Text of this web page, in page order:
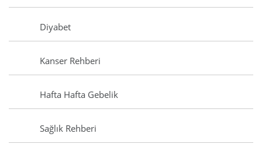
Diyabet
Kanser Rehberi
Hafta Hafta Gebelik
Sağlık Rehberi